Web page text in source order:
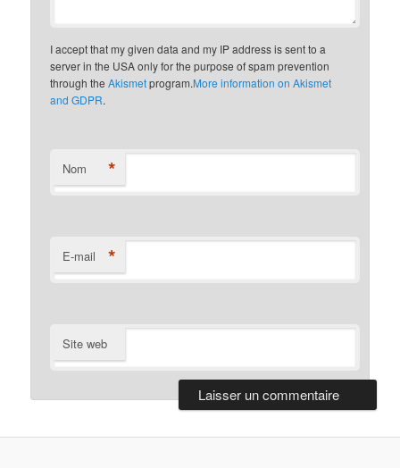
I accept that my given data and my IP address is sent to a
server in the USA only for the purpose of spam prevention
through theAkismetprogram.More information on Akismet
and GDPR.
Nom *
E-mail *
Site web